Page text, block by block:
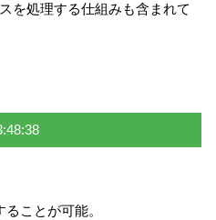
を処理する仕組みも含まれて
ことが可能。